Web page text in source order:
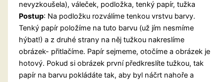
nevyzkoušela), váleček, podložka, tenký papír, tužka
Postup: Na podložku rozválíme tenkou vrstvu barvy.
Tenký papír položíme na tuto barvu (už jím nesmíme
hýbat!) a z druhé strany na něj tužkou nakreslíme
obrázek- přitlačíme. Papír sejmeme, otočíme a obrázek je
hotový. Pokud si obrázek první předkreslíte tužkou, tak
papír na barvu pokládáte tak, aby byl náčrt nahoře a